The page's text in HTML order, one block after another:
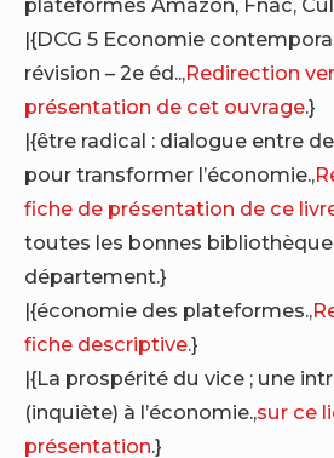
|{DCG 5 Economie
révision – 2e éd..,Redirection
présentation de cet ouvrage.}
|{être radical : dialogue entre
pour transformer l’économie.,
fiche de présentation de ce
toutes les bonnes
département.}
|{économie des plateformes.,
fiche descriptive.}
|{La prospérité du vice ; une
(inquiète) à l’économie.,sur ce
présentation.}